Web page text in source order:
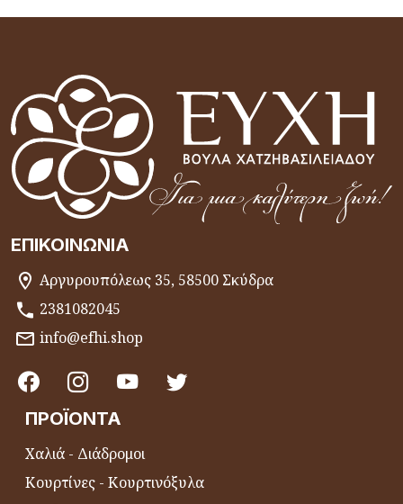
ΕΠΙΚΟΙΝΩΝΊΑ
Αργυρουπόλεως 35, 58500 Σκύδρα
2381082045
info@efhi.shop
ΠΡΟΪΌΝΤΑ
Χαλιά - Διάδρομοι
Κουρτίνες - Κουρτινόξυλα